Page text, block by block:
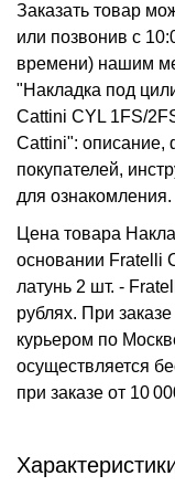
Заказать товар
или позвонив с
времени) нашим
"Накладка под
Cattini CYL 1FS/
Cattini": описание,
покупателей,
для ознакомления.
Цена товара
основании Fratelli
латунь 2 шт. -
рублях. При
курьером по
осуществляется
при заказе от 10